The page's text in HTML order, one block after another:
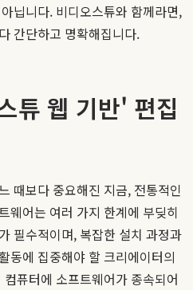
닙니다. 비디오스튜와 함께라면,
간단하고 명확해집니다.
튜 웹 기반' 편집
때보다 중요해진 지금, 전통적인
웨어는 여러 가지 한계에 부딪히
필수적이며, 복잡한 설치 과정과
동에 집중해야 할 크리에이터의
퓨터에 소프트웨어가 종속되어